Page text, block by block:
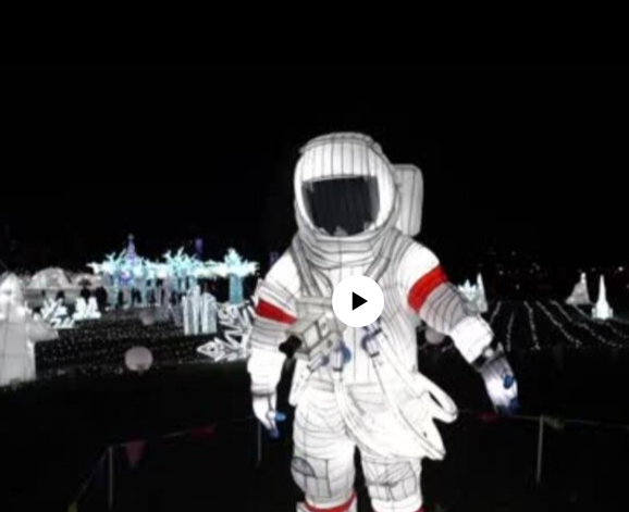
No media source currently available